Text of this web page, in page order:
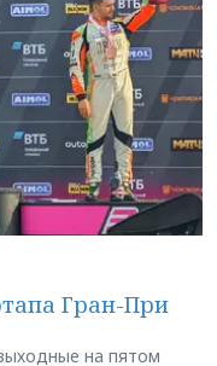
Гран-При
на пятом